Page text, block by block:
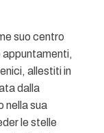
suo centro
appuntamenti,
allestiti in
dalla
nella sua
le stelle